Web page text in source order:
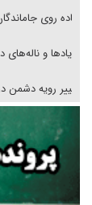
پیاده روی
فریاد‌ها و
تغییر رویه دشمن
خرید قسطی
فوتبال و آن «بالا»!
راهبرد غافلگیری